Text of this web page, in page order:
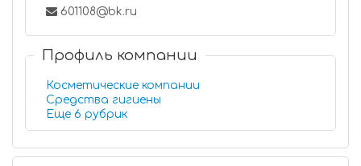
601108@bk.ru
Профиль компании
Косметические компании
Средства гигиены
Еще 6 рубрик